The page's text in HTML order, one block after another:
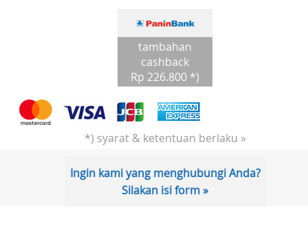
tambahan
cashback
Rp 226.800 *)
*) syarat & ketentuan berlaku »
Ingin kami yang menghubungi Anda?
Silakan isi form »